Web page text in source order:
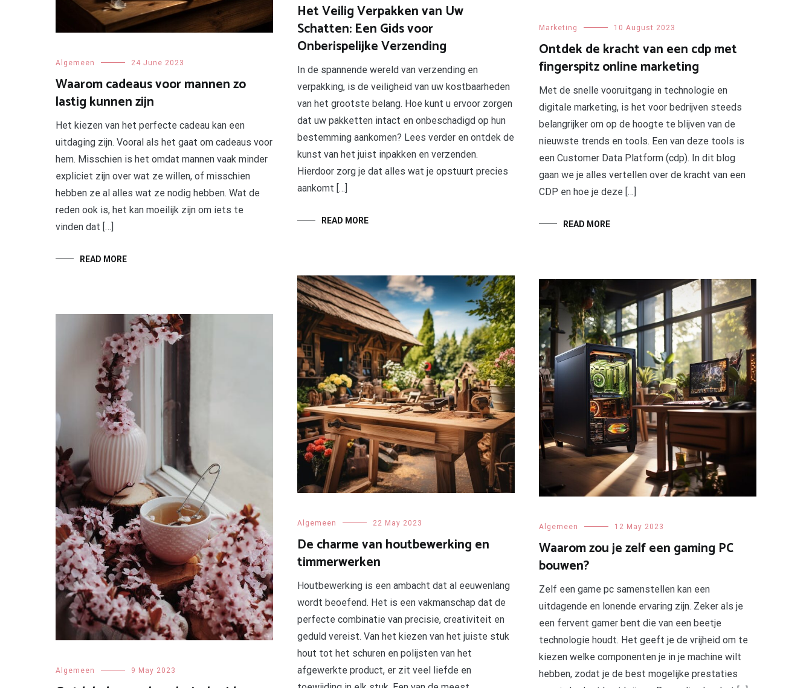
Marketing 10 August 2023
Ontdek de kracht van een cdp met
fingerspitz online marketing
Met de snelle vooruitgang in technologie en
digitale marketing, is het voor bedrijven steeds
belangrijker om op de hoogte te blijven van de
nieuwste trends en tools. Een van deze tools is
een Customer Data Platform (cdp). In dit blog
gaan we je alles vertellen over de kracht van een
CDP en hoe je deze […]
READ MORE
Het Veilig Verpakken van Uw
Schatten: Een Gids voor
Onberispelijke Verzending
In de spannende wereld van verzending en
verpakking, is de veiligheid van uw kostbaarheden
van het grootste belang. Hoe kunt u ervoor zorgen
dat uw pakketten intact en onbeschadigd op hun
bestemming aankomen? Lees verder en ontdek de
kunst van het juist inpakken en verzenden.
Hierdoor zorg je dat alles wat je opstuurt precies
aankomt […]
READ MORE
Algemeen 24 June 2023
Waarom cadeaus voor mannen zo
lastig kunnen zijn
Het kiezen van het perfecte cadeau kan een
uitdaging zijn. Vooral als het gaat om cadeaus voor
hem. Misschien is het omdat mannen vaak minder
expliciet zijn over wat ze willen, of misschien
hebben ze al alles wat ze nodig hebben. Wat de
reden ook is, het kan moeilijk zijn om iets te
vinden dat […]
READ MORE
Algemeen 22 May 2023
De charme van houtbewerking en
timmerwerken
Houtbewerking is een ambacht dat al eeuwenlang
wordt beoefend. Het is een vakmanschap dat de
perfecte combinatie van precisie, creativiteit en
geduld vereist. Van het kiezen van het juiste stuk
hout tot het schuren en polijsten van het
afgewerkte product, er zit veel liefde en
Algemeen 12 May 2023
Waarom zou je zelf een gaming PC
bouwen?
Zelf een game pc samenstellen kan een
uitdagende en lonende ervaring zijn. Zeker als je
een fervent gamer bent die van een beetje
technologie houdt. Het geeft je de vrijheid om te
kiezen welke componenten je in je machine wilt
hebben, zodat je de best mogelijke prestaties
Algemeen 9 May 2023